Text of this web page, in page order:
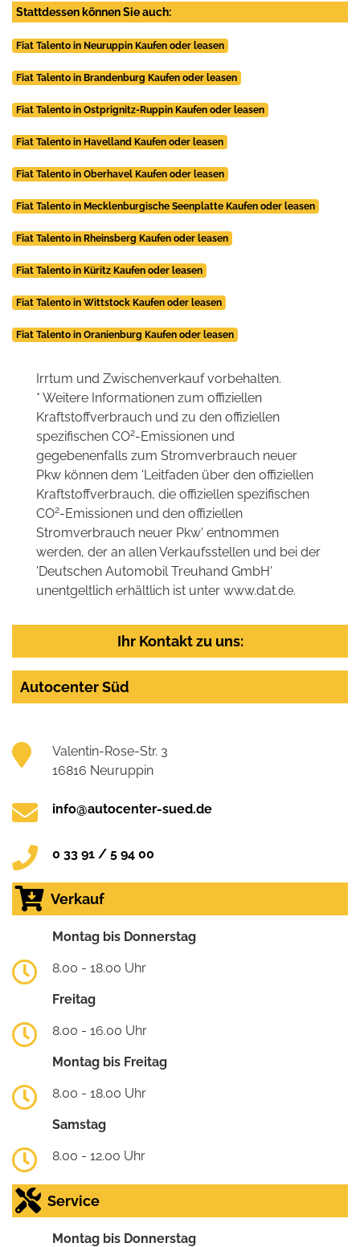
Stattdessen können Sie auch:
Fiat Talento in Neuruppin Kaufen oder leasen
Fiat Talento in Brandenburg Kaufen oder leasen
Fiat Talento in Ostprignitz-Ruppin Kaufen oder leasen
Fiat Talento in Havelland Kaufen oder leasen
Fiat Talento in Oberhavel Kaufen oder leasen
Fiat Talento in Mecklenburgische Seenplatte Kaufen oder leasen
Fiat Talento in Rheinsberg Kaufen oder leasen
Fiat Talento in Küritz Kaufen oder leasen
Fiat Talento in Wittstock Kaufen oder leasen
Fiat Talento in Oranienburg Kaufen oder leasen
Irrtum und Zwischenverkauf vorbehalten.
* Weitere Informationen zum offiziellen
Kraftstoffverbrauch und zu den offiziellen
spezifischen CO2-Emissionen und
gegebenenfalls zum Stromverbrauch neuer
Pkw können dem 'Leitfaden über den offiziellen
Kraftstoffverbrauch, die offiziellen spezifischen
CO2-Emissionen und den offiziellen
Stromverbrauch neuer Pkw' entnommen
werden, der an allen Verkaufsstellen und bei der
'Deutschen Automobil Treuhand GmbH'
unentgeltlich erhältlich ist unter www.dat.de.
Ihr Kontakt zu uns:
Autocenter Süd
Valentin-Rose-Str. 3
16816 Neuruppin
info@autocenter-sued.de
0 33 91 / 5 94 00
Verkauf
Montag bis Donnerstag
8.00 - 18.00 Uhr
Freitag
8.00 - 16.00 Uhr
Montag bis Freitag
8.00 - 18.00 Uhr
Samstag
8.00 - 12.00 Uhr
Service
Montag bis Donnerstag